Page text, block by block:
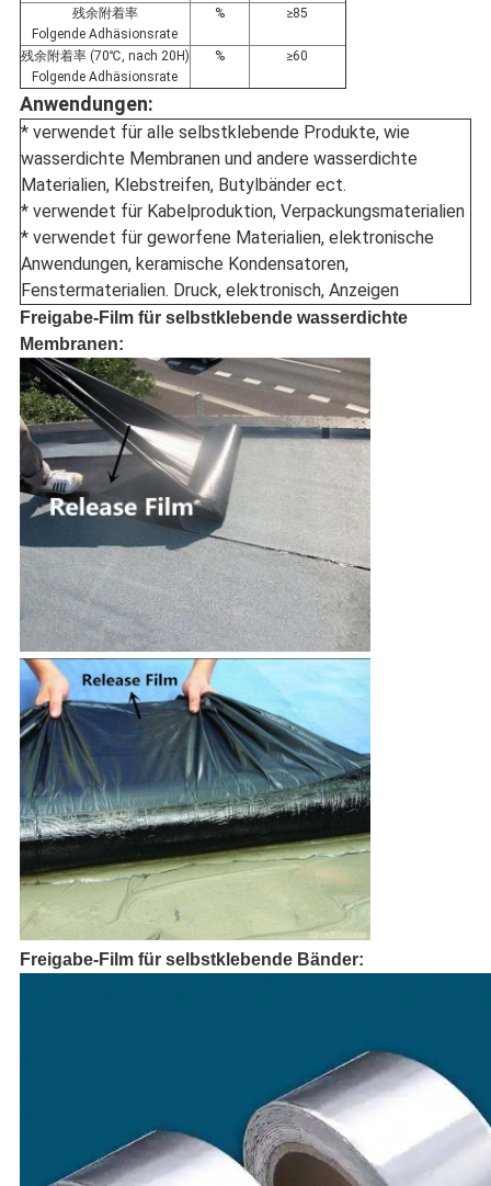
残余附着率
Folgende Adhäsionsrate
% ≥85
残余附着率 (70℃, nach 20H)
Folgende Adhäsionsrate
% ≥60
Anwendungen:
* verwendet für alle selbstklebende Produkte, wie
wasserdichte Membranen und andere wasserdichte
Materialien, Klebstreifen, Butylbänder ect.
* verwendet für Kabelproduktion, Verpackungsmaterialien
* verwendet für geworfene Materialien, elektronische
Anwendungen, keramische Kondensatoren,
Fenstermaterialien. Druck, elektronisch, Anzeigen
Freigabe-Film für selbstklebende wasserdichte
Membranen:
Freigabe-Film für selbstklebende Bänder: